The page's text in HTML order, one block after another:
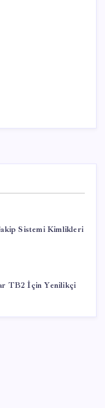
Sistemi Kimlikleri
TB2 İçin Yenilikçi